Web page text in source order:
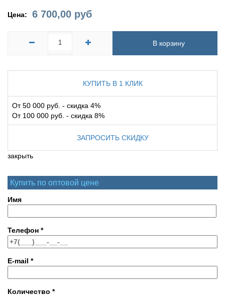
Цена: 6 700,00 руб
В корзину
КУПИТЬ В 1 КЛИК
От 50 000 руб. - скидка 4%
От 100 000 руб. - скидка 8%
ЗАПРОСИТЬ СКИДКУ
закрыть
Купить по оптовой цене
Имя
Телефон *
E-mail *
Количество *